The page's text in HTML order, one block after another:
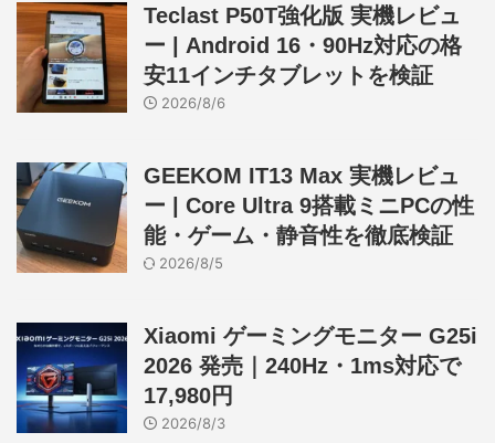
Teclast P50T強化版 実機レビュ
ー | Android 16・90Hz対応の格
安11インチタブレットを検証
2026/8/6
GEEKOM IT13 Max 実機レビュ
ー | Core Ultra 9搭載ミニPCの性
能・ゲーム・静音性を徹底検証
2026/8/5
Xiaomi ゲーミングモニター G25i
2026 発売｜240Hz・1ms対応で
17,980円
2026/8/3